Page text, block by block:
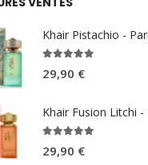
29,90 €
29,90 €